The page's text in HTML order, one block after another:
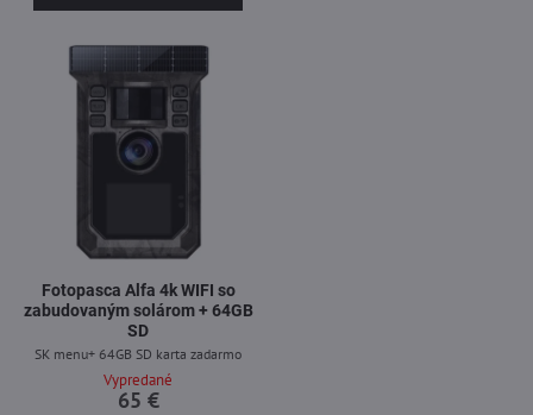
Fotopasca Alfa 4k WIFI so
zabudovaným solárom + 64GB
SD
SK menu+ 64GB SD karta zadarmo
Vypredané
65 €